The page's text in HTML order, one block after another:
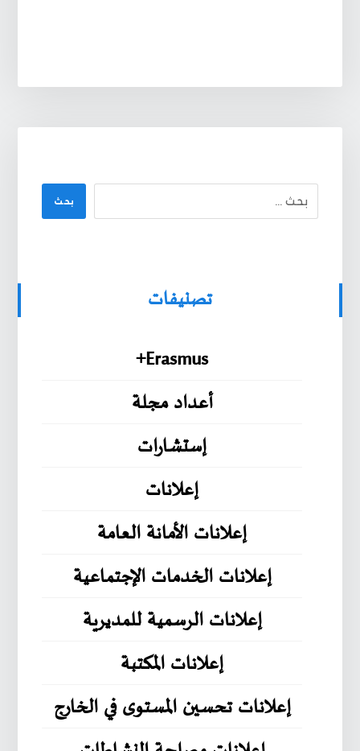
بحث
تصنيفات
Erasmus+
أعداد مجلة
إستشارات
إعلانات
إعلانات الأمانة العامة
إعلانات الخدمات الإجتماعية
إعلانات الرسمية للمديرية
إعلانات المكتبة
إعلانات تحسين المستوى في الخارج